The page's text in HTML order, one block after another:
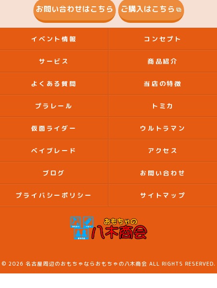
お問い合わせはこちら ご購入はこちら
イベント情報 コンセプト
サービス 商品紹介
よくある質問 当店の特徴
プラレール トミカ
仮面ライダー ウルトラマン
ベイブレード アクセス
ブログ お問い合わせ
プライバシーポリシー サイトマップ
© 2026 名古屋周辺のおもちゃならおもちゃの八木商会 ALL RIGHTS RESERVED.